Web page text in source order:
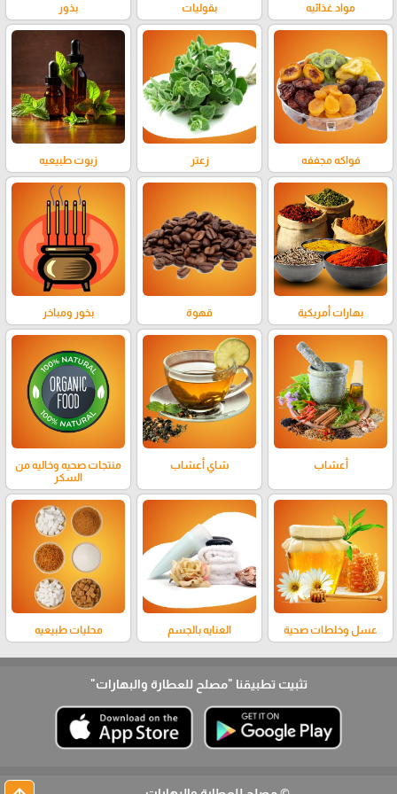
مواد غذائيه بقوليات بذور
فواكه مجففه زعتر زيوت طبيعيه
بهارات أمريكية قهوة بخور ومباخر
أعشاب شاي أعشاب
منتجات صحيه وخاليه من
السكر
عسل وخلطات صحية العنايه بالجسم محليات طبيعيه
تثبيت تطبيقنا "مصلح للعطارة والبهارات"